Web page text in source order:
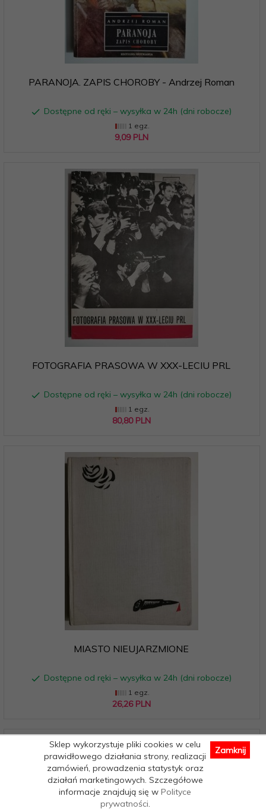
PARANOJA. ZAPIS CHOROBY - Andrzej Roman
Dostępne od ręki – wysyłka w 24h (dni robocze)
1 egz.
9,09 PLN
FOTOGRAFIA PRASOWA W XXX-LECIU PRL
Dostępne od ręki – wysyłka w 24h (dni robocze)
1 egz.
80,80 PLN
MIASTO NIEUJARZMIONE
Dostępne od ręki – wysyłka w 24h (dni robocze)
1 egz.
26,26 PLN
Sklep wykorzystuje pliki cookies w celu
prawidłowego działania strony, realizacji
zamówień, prowadzenia statystyk oraz
działań marketingowych. Szczegółowe
informacje znajdują się wPolityce
prywatności
Zamknij